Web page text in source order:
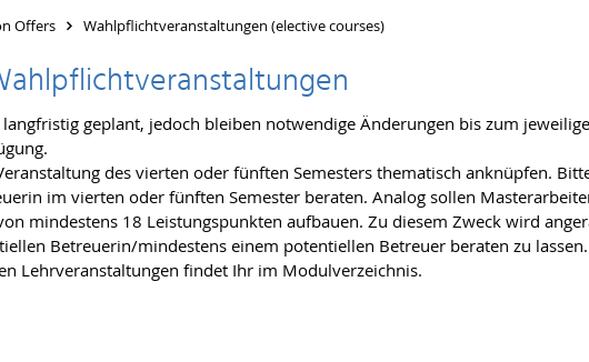
Offers Wahlpflichtveranstaltungen (elective courses)
geplant, jedoch bleiben notwendige Änderungen bis zum
des vierten oder fünften Semesters thematisch anknüpfen.
im vierten oder fünften Semester beraten. Analog sollen
mindestens 18 Leistungspunkten aufbauen. Zu diesem Zweck wird
Betreuerin/mindestens einem potentiellen Betreuer beraten zu lassen.
Lehrveranstaltungen findet Ihr im Modulverzeichnis.